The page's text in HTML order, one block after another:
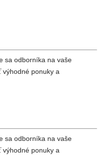
sa odborníka na vaše
výhodné ponuky a
sa odborníka na vaše
výhodné ponuky a